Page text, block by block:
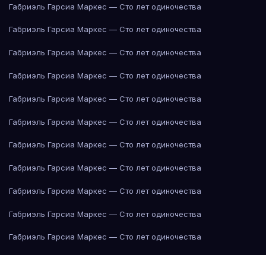
Габриэль Гарсиа Маркес — Сто лет одиночества
Габриэль Гарсиа Маркес — Сто лет одиночества
Габриэль Гарсиа Маркес — Сто лет одиночества
Габриэль Гарсиа Маркес — Сто лет одиночества
Габриэль Гарсиа Маркес — Сто лет одиночества
Габриэль Гарсиа Маркес — Сто лет одиночества
Габриэль Гарсиа Маркес — Сто лет одиночества
Габриэль Гарсиа Маркес — Сто лет одиночества
Габриэль Гарсиа Маркес — Сто лет одиночества
Габриэль Гарсиа Маркес — Сто лет одиночества
Габриэль Гарсиа Маркес — Сто лет одиночества